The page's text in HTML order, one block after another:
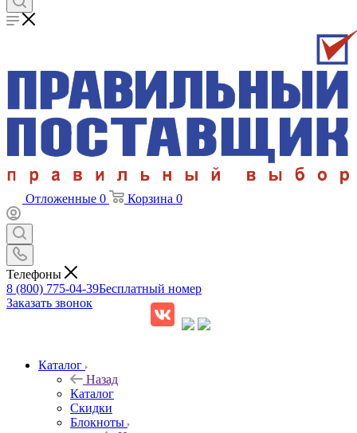
Отложенные 0 Корзина 0
Телефоны
8 (800) 775-04-39Бесплатный номер
Заказать звонок
Каталог
Назад
Каталог
Скидки
Блокноты